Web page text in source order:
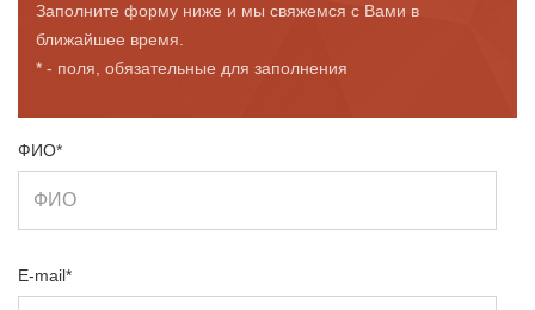
Заполните форму ниже и мы свяжемся с Вами в
ближайшее время.
* - поля, обязательные для заполнения
ФИО*
E-mail*